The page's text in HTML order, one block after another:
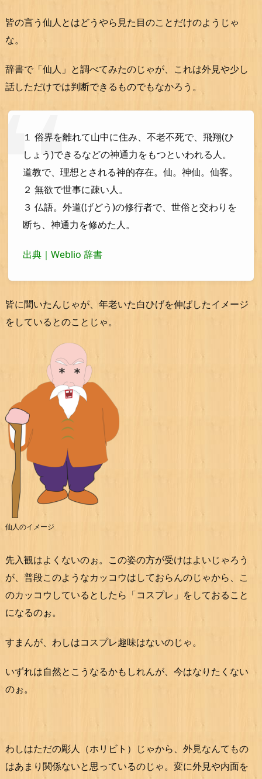
皆の言う仙人とはどうやら見た目のことだけのようじゃ
な。
辞書で「仙人」と調べてみたのじゃが、これは外見や少し
話しただけでは判断できるものでもなかろう。
１ 俗界を離れて山中に住み、不老不死で、飛翔(ひ
しょう)できるなどの神通力をもつといわれる人。
道教で、理想とされる神的存在。仙。神仙。仙客。
２ 無欲で世事に疎い人。
３ 仏語。外道(げどう)の修行者で、世俗と交わりを
断ち、神通力を修めた人。
出典｜Weblio 辞書
皆に聞いたんじゃが、年老いた白ひげを伸ばしたイメージ
をしているとのことじゃ。
仙人のイメージ
先入観はよくないのぉ。この姿の方が受けはよいじゃろう
が、普段このようなカッコウはしておらんのじゃから、こ
のカッコウしているとしたら「コスプレ」をしておること
になるのぉ。
すまんが、わしはコスプレ趣味はないのじゃ。
いずれは自然とこうなるかもしれんが、今はなりたくない
のぉ。
わしはただの彫人（ホリビト）じゃから、外見なんてもの
はあまり関係ないと思っているのじゃ。変に外見や内面を